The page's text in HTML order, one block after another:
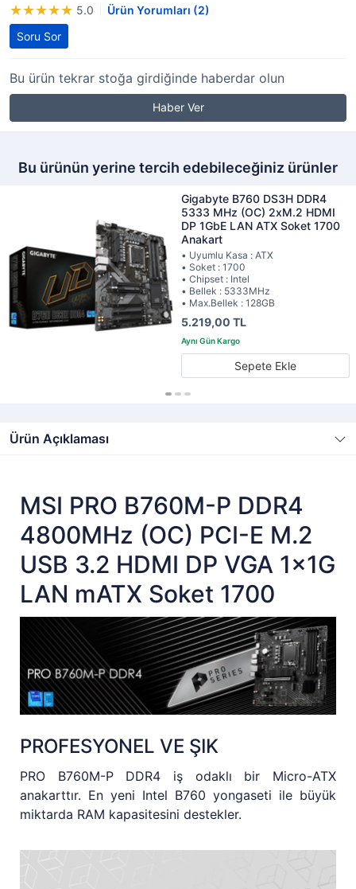
5.0
Ürün Yorumları (2)
Soru Sor
Bu ürün tekrar stoğa girdiğinde haberdar olun
Haber Ver
Bu ürünün yerine tercih edebileceğiniz ürünler
Gigabyte B760 DS3H DDR4
5333 MHz (OC) 2xM.2 HDMI
DP 1GbE LAN ATX Soket 1700
Anakart
• Uyumlu Kasa : ATX
• Soket : 1700
• Chipset : Intel
• Bellek : 5333MHz
• Max.Bellek : 128GB
5.219,00 TL
Sepete Ekle
Ürün Açıklaması
MSI PRO B760M-P DDR4
4800MHz (OC) PCI-E M.2
USB 3.2 HDMI DP VGA 1x1G
LAN mATX Soket 1700
PROFESYONEL VE ŞIK
PRO B760M-P DDR4 iş odaklı bir Micro-ATX
anakarttır. En yeni Intel B760 yongaseti ile büyük
miktarda RAM kapasitesini destekler.